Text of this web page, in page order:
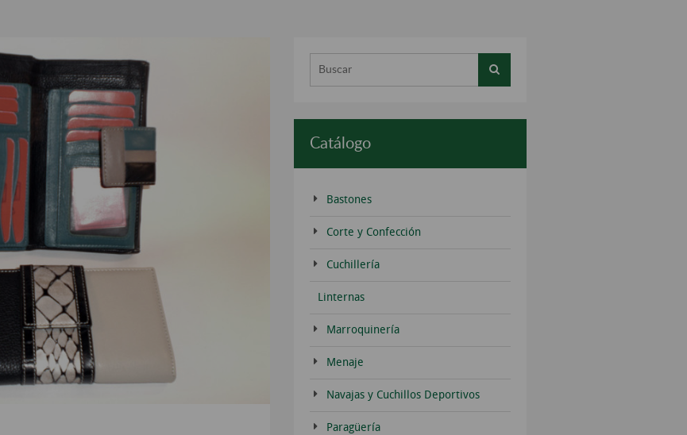
Catálogo
Bastones
Corte y Confección
Cuchillería
Linternas
Marroquinería
Menaje
Navajas y Cuchillos Deportivos
Paragüería